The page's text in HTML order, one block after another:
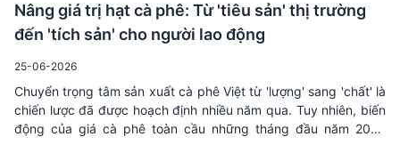
Nâng giá trị hạt cà phê: Từ 'tiêu sản' thị trường
đến 'tích sản' cho người lao động
25-06-2026
Chuyển trọng tâm sản xuất cà phê Việt từ 'lượng' sang 'chất' là
chiến lược đã được hoạch định nhiều năm qua. Tuy nhiên, biến
động của giá cà phê toàn cầu những tháng đầu năm 2026